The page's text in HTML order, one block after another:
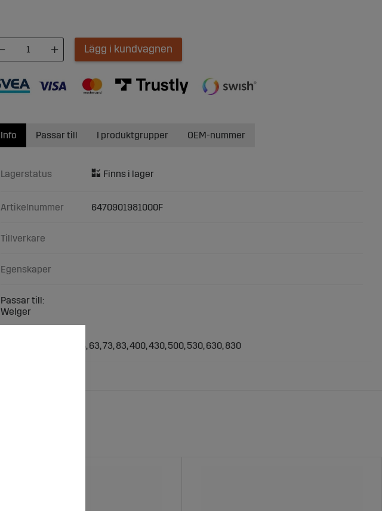
Lägg i kundvagnen
Info
Lagerstatus
Artikelnummer 6470901981000F
Tillverkare
Egenskaper
Passar till:
Welger
Welger: AP 42, 48, 53, 63, 73, 83, 400, 430, 500, 530, 630, 830
Passar till I produktgrupper OEM-nummer